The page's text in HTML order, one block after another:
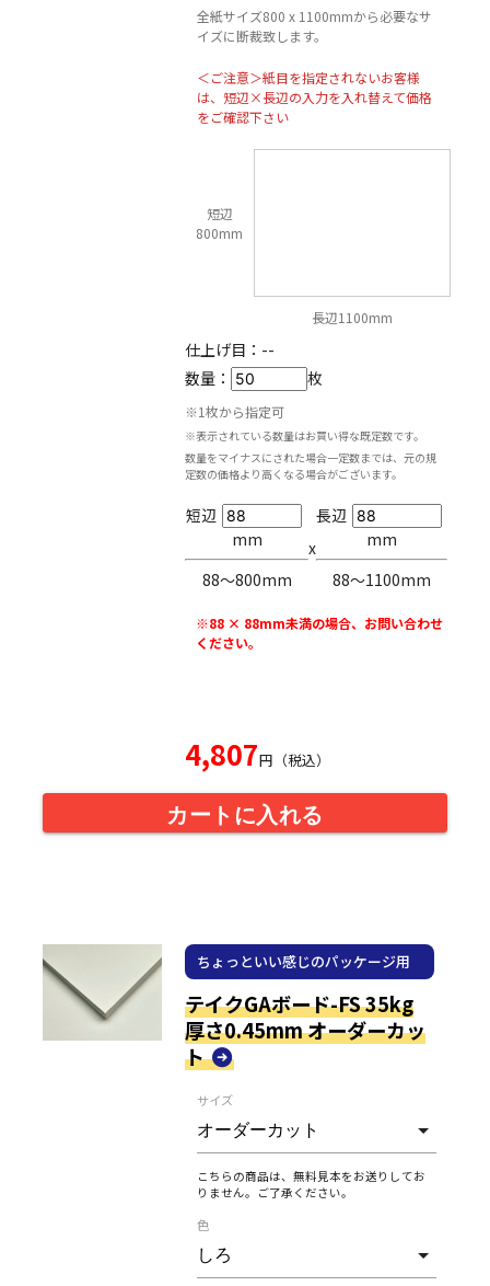
全紙サイズ800 x 1100mmから必要なサ
イズに断裁致します。
＜ご注意＞紙目を指定されないお客様
は、短辺×長辺の入力を入れ替えて価格
をご確認下さい
短辺
800mm
長辺1100mm
仕上げ目： --
数量：
枚
※1枚から指定可
※表示されている数量はお買い得な既定数です。
数量をマイナスにされた場合一定数までは、元の規
定数の価格より高くなる場合がございます。
短辺
mm
88〜800mm
x
長辺
mm
88〜1100mm
※88 × 88mm未満の場合、お問い合わせ
ください。
4,807円（税込）
カートに入れる
ちょっといい感じのパッケージ用
紙
テイクGAボード-FS 35kg
厚さ0.45mm オーダーカッ
ト
サイズ
こちらの商品は、無料見本をお送りしてお
りません。ご了承ください。
色